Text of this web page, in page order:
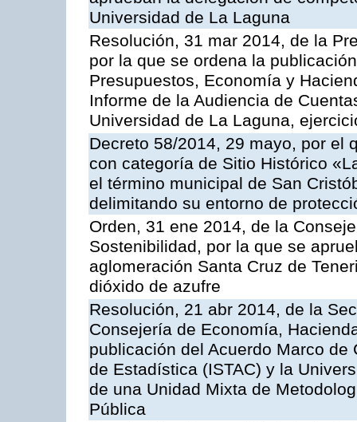
Universidad de La Laguna
Resolución, 31 mar 2014, de la
por la que se ordena la
Presupuestos, Economía y
Informe de la Audiencia de
Universidad de La Laguna,
Decreto 58/2014, 29 mayo, por el
con categoría de Sitio Histórico
el término municipal de San
delimitando su entorno de
Orden, 31 ene 2014, de la
Sostenibilidad, por la que se
aglomeración Santa Cruz de
dióxido de azufre
Resolución, 21 abr 2014, de la
Consejería de Economía,
publicación del Acuerdo Marco
de Estadística (ISTAC) y la
de una Unidad Mixta de
Pública